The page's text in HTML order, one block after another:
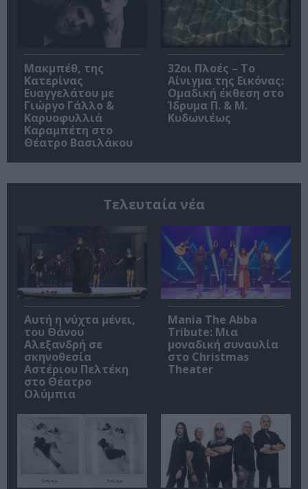
Μακμπέθ, της
Κατερίνας
Ευαγγελάτου με
Γιώργο Γάλλο &
Καρυοφυλλιά
Καραμπέτη στο
Θέατρο Βασιλάκου
32οι Πλοές – Το
Αίνιγμα της Εικόνας:
Ομαδική έκθεση στο
Ίδρυμα Π. & Μ.
Κυδωνιέως
Τελευταία νέα
Αυτή η νύχτα μένει,
του Θάνου
Αλεξανδρή σε
σκηνοθεσία
Αστέριου Πελτέκη
στο Θέατρο
Ολύμπια
Mania The Abba
Tribute: Μια
μοναδική συναυλία
στο Christmas
Theater